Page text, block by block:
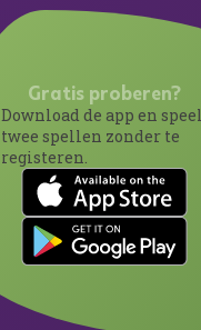
Gratis proberen?
Download de app en speel
twee spellen zonder te
registeren.